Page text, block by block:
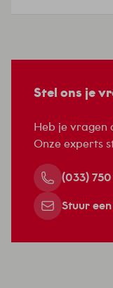
met een
Stel ons je
Heb je vragen
Onze experts
(033)
Stuur